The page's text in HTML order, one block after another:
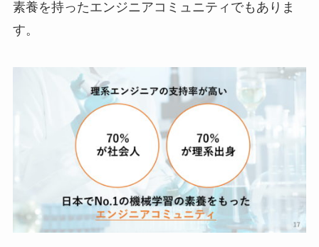
素養を持ったエンジニアコミュニティでもありま
す。